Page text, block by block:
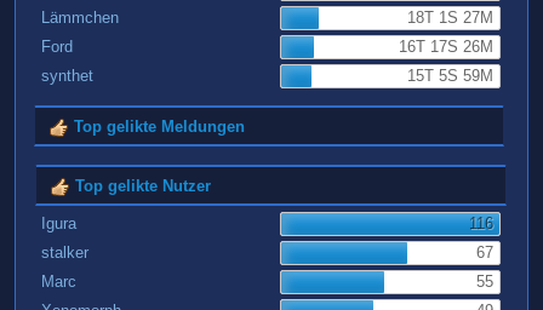
Lämmchen
18T 1S 27M
Ford
16T 17S 26M
synthet
15T 5S 59M
Top gelikte Meldungen
Top gelikte Nutzer
Igura
116
stalker
67
Marc
55